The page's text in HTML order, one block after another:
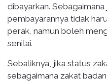
dibayarkan.
pembayarannya tidak
perak, namun boleh
senilai.
Sebaliknya, jika status
sebagaimana zakat